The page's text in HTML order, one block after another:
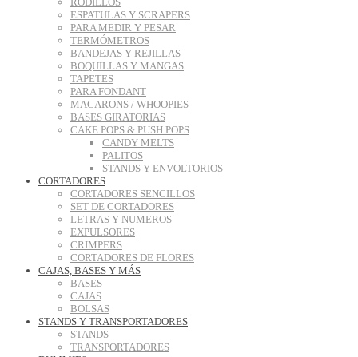
ESPATULAS Y SCRAPERS
PARA MEDIR Y PESAR
TERMÓMETROS
BANDEJAS Y REJILLAS
BOQUILLAS Y MANGAS
TAPETES
PARA FONDANT
MACARONS / WHOOPIES
BASES GIRATORIAS
CAKE POPS & PUSH POPS
CANDY MELTS
PALITOS
STANDS Y ENVOLTORIOS
CORTADORES
CORTADORES SENCILLOS
SET DE CORTADORES
LETRAS Y NUMEROS
EXPULSORES
CRIMPERS
CORTADORES DE FLORES
CAJAS, BASES Y MÁS
BASES
CAJAS
BOLSAS
STANDS Y TRANSPORTADORES
STANDS
TRANSPORTADORES